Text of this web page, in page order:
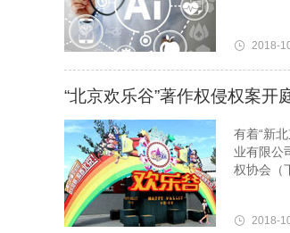
2018-
“北京欢乐谷”著作权侵权案开
有着“新
业有限公
权协会（
2018-